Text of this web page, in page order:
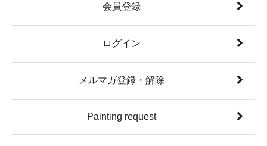
会員登録
ログイン
メルマガ登録・解除
Painting request